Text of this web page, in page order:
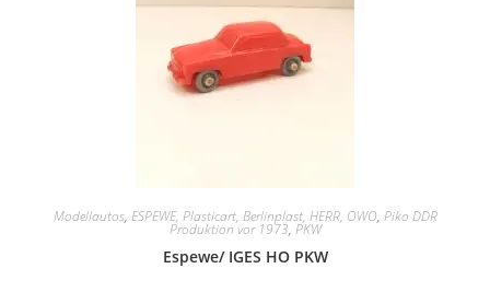
Modellautos, ESPEWE, Plasticart, Berlinplast, HERR, OWO, Piko DDR
Produktion vor 1973, PKW
Espewe/ IGES HO PKW